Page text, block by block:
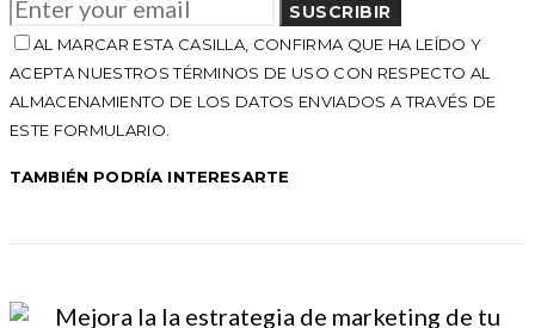
SUSCRIBIR
AL MARCAR ESTA CASILLA, CONFIRMA QUE HA LEÍDO Y
ACEPTA NUESTROS TÉRMINOS DE USO CON RESPECTO AL
ALMACENAMIENTO DE LOS DATOS ENVIADOS A TRAVÉS DE
ESTE FORMULARIO.
TAMBIÉN PODRÍA INTERESARTE